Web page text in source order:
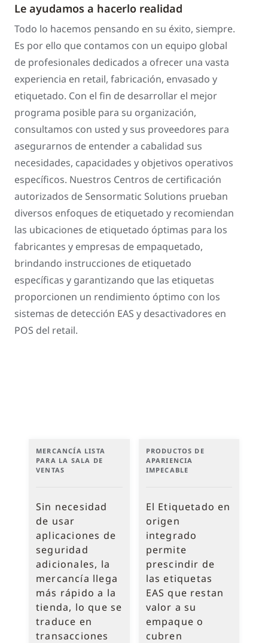
Le ayudamos a hacerlo realidad
Todo lo hacemos pensando en su éxito, siempre.
Es por ello que contamos con un equipo global
de profesionales dedicados a ofrecer una vasta
experiencia en retail, fabricación, envasado y
etiquetado. Con el fin de desarrollar el mejor
programa posible para su organización,
consultamos con usted y sus proveedores para
asegurarnos de entender a cabalidad sus
necesidades, capacidades y objetivos operativos
específicos. Nuestros Centros de certificación
autorizados de Sensormatic Solutions prueban
diversos enfoques de etiquetado y recomiendan
las ubicaciones de etiquetado óptimas para los
fabricantes y empresas de empaquetado,
brindando instrucciones de etiquetado
específicas y garantizando que las etiquetas
proporcionen un rendimiento óptimo con los
sistemas de detección EAS y desactivadores en
POS del retail.
MERCANCÍA LISTA
PARA LA SALA DE
VENTAS
Sin necesidad
de usar
aplicaciones de
seguridad
adicionales, la
mercancía llega
más rápido a la
tienda, lo que se
traduce en
transacciones
PRODUCTOS DE
APARIENCIA
IMPECABLE
El Etiquetado en
origen
integrado
permite
prescindir de
las etiquetas
EAS que restan
valor a su
empaque o
cubren